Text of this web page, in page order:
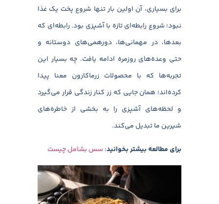
برای بسیاری، آن اولین بار تنها شروع پخت یک غذا
نبود؛ شروع رابطه‌ای تازه با آشپزی بود. رابطه‌ای که
بعدها، در مهمانی‌ها، دورهمی‌های دوستانه و
حتی وعده‌های روزمره ادامه یافت. چه بسیار این
تجربه‌ها که با محصولات زرماکارون معنا پیدا
کرده‌اند؛ همان جایی که زر کنار زندگی قرار می‌گیرد
و لحظه‌های آشپزی را به بخشی از خاطره‌های
شیرین ما تبدیل می‌کند.
برای مطالعه بیشتر بخوانید: سس بشامل چیست